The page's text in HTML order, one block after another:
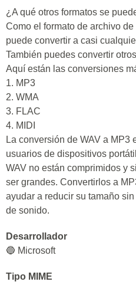
¿A qué otros formatos se
Como el formato de archivo
puede convertir a casi
También puedes convertir
Aquí están las conversiones
1. MP3
2. WMA
3. FLAC
4. MIDI
La conversión de WAV a MP3
usuarios de dispositivos
WAV no están comprimidos y
ser grandes. Convertirlos a
ayudar a reducir su tamaño
de sonido.
Desarrollador
🔵 Microsoft
Tipo MIME